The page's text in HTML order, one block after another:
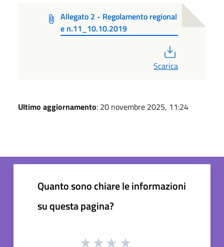
Allegato 2 - Regolamento regional
e n.11_10.10.2019
Scarica
Ultimo aggiornamento: 20 novembre 2025, 11:24
Quanto sono chiare le informazioni
su questa pagina?